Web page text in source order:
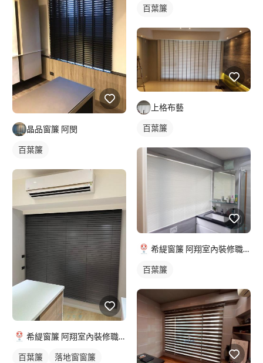
晶品窗簾 阿閔
百葉簾
希緹窗簾 阿翔室內裝修職人
百葉簾 落地窗窗簾
百葉簾
上格布藝
百葉簾
希緹窗簾 阿翔室內裝修職人
百葉簾